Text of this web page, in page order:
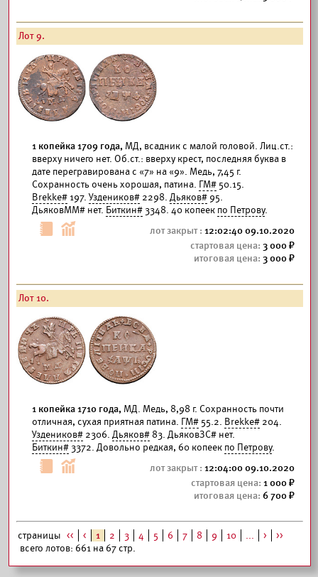
Лот 9.
1 копейка 1709 года, МД, всадник с малой головой. Лиц.ст.:
вверху ничего нет. Об.ст.: вверху крест, последняя буква в
дате перегравирована с «7» на «9». Медь, 7,45 г.
Сохранность очень хорошая, патина. ГМ# 50.15.
Brekke# 197. Уздеников# 2298. Дьяков# 95.
ДьяковММ# нет. Биткин#3348. 40 копеек по Петрову.
12:02:40 09.10.2020
3 000
3 000
Лот 10.
1 копейка 1710 года, МД. Медь, 8,98 г. Сохранность почти
отличная, сухая приятная патина. ГМ# 55.2. Brekke# 204.
Уздеников# 2306. Дьяков# 83. ДьяковЗС# нет.
Биткин#3372. Довольно редкая, 60 копеек по Петрову.
12:04:00 09.10.2020
1 000
6 700
страницы << < 1 2 3 4 5 6 7 8 9 10 ... >
>>
всего лотов: 661 на 67 стр.